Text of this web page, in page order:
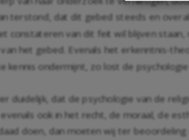
terstond, dat dit gebed steeds en
constateren van dit feit wil blijven
het gebed. Evenals het erkenntnis-
kennis ondermijnt, zo lost de
duidelijk, dat de psychologie van de
ook in het recht, de moraal, de
doen, dan moeten wij ter